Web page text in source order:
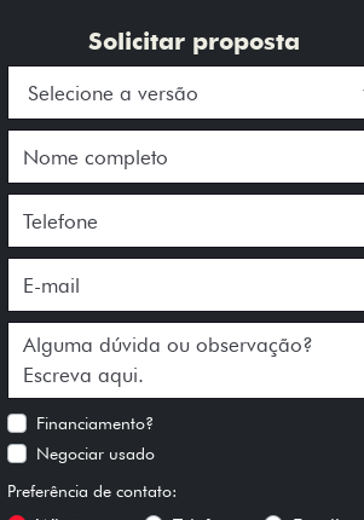
Solicitar proposta
Financiamento?
Negociar usado
Preferência de contato: